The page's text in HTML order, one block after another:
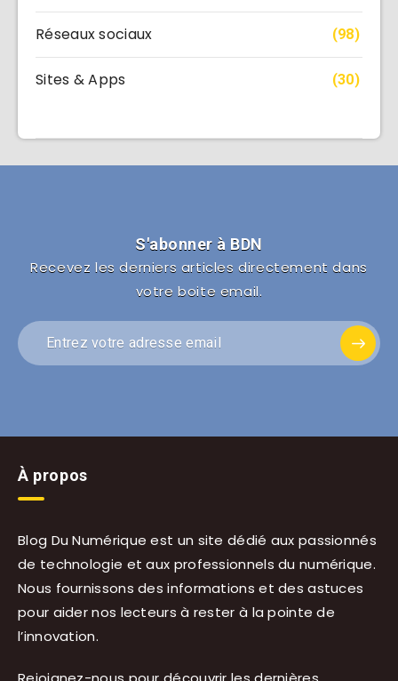
Réseaux sociaux (98)
Sites & Apps (30)
S'abonner à BDN
Recevez les derniers articles directement dans
votre boite email.
À propos
Blog Du Numérique est un site dédié aux passionnés
de technologie et aux professionnels du numérique.
Nous fournissons des informations et des astuces
pour aider nos lecteurs à rester à la pointe de
l’innovation.